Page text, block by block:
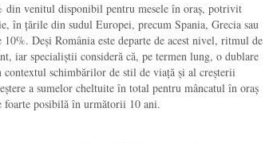
din venitul disponibil pentru mesele în oraș, potrivit
în țările din sudul Europei, precum Spania, Grecia sau
10%. Deși România este departe de acest nivel, ritmul de
iar specialiștii consideră că, pe termen lung, o dublare
contextul schimbărilor de stil de viață și al creșterii
a sumelor cheltuite în total pentru mâncatul în oraș
foarte posibilă în următorii 10 ani.